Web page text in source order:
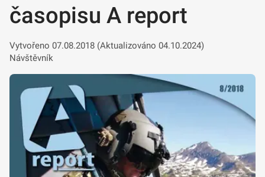
časopisu A report
Vytvořeno 07.08.2018 (Aktualizováno 04.10.2024)
Návštěvník